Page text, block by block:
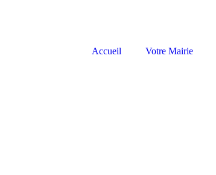
Accueil Votre Mairie